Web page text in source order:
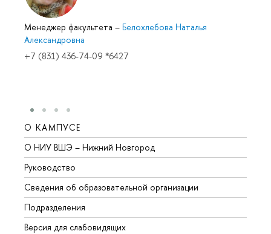
Менеджер факультета – Белохлебова Наталья
Александровна
+7 (831) 436-74-09 *6427
О КАМПУСЕ
О НИУ ВШЭ – Нижний Новгород
Руководство
Сведения об образовательной организации
Подразделения
Версия для слабовидящих